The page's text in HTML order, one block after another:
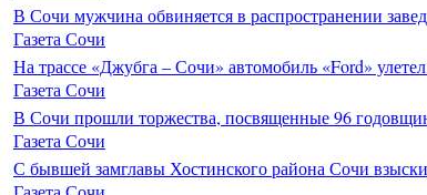
В Сочи мужчина обвиняется в распространении
Газета Сочи
На трассе «Джубга – Сочи» автомобиль «Ford»
Газета Сочи
В Сочи прошли торжества, посвященные 96
Газета Сочи
С бывшей замглавы Хостинского района Сочи